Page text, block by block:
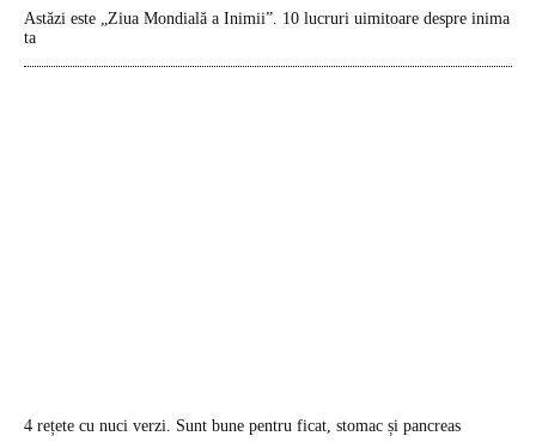
Astăzi este „Ziua Mondială a Inimii”. 10 lucruri uimitoare despre inima
ta
4 rețete cu nuci verzi. Sunt bune pentru ficat, stomac și pancreas